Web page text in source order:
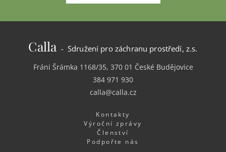
Calla- Sdružení pro záchranu prostředí, z.s.
Fráni Šrámka 1168/35, 370 01 České Budějovice
384 971 930
calla@calla.cz
Kontakty
Výroční zprávy
Členství
Podpořte nás